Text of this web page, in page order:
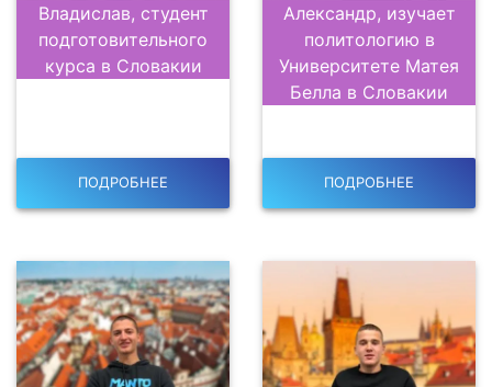
Владислав, студент
подготовительного
курса в Словакии
ПОДРОБНЕЕ
Александр, изучает
политологию в
Университете Матея
Белла в Словакии
ПОДРОБНЕЕ